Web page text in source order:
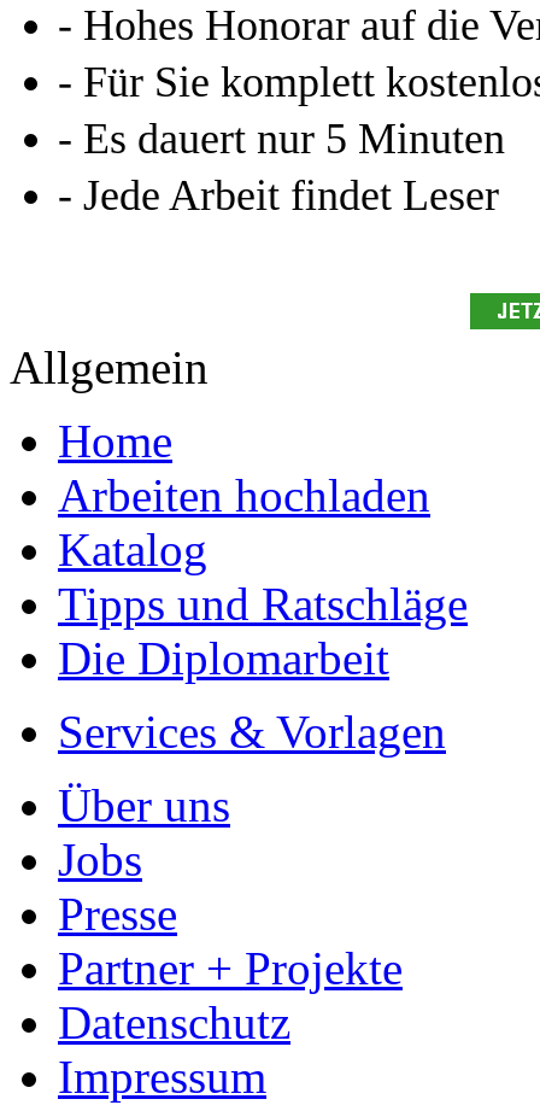
- Hohes Honorar auf die
- Für Sie komplett
- Es dauert nur 5 Minuten
- Jede Arbeit findet Leser
Allgemein
Home
Arbeiten hochladen
Katalog
Tipps und Ratschläge
Die Diplomarbeit
Services & Vorlagen
Über uns
Jobs
Presse
Partner + Projekte
Datenschutz
Impressum